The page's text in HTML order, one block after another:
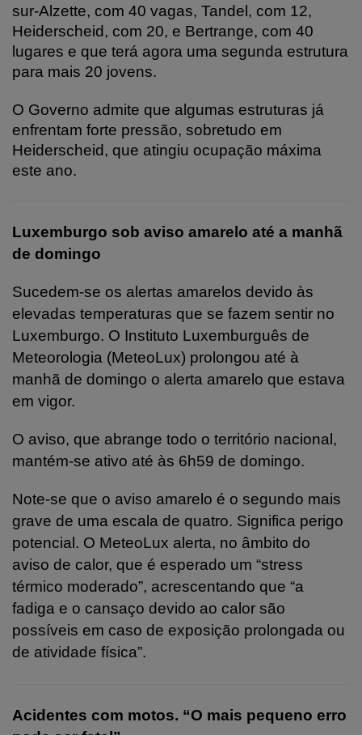
sur-Alzette, com 40 vagas, Tandel, com 12,
Heiderscheid, com 20, e Bertrange, com 40
lugares e que terá agora uma segunda estrutura
para mais 20 jovens.
O Governo admite que algumas estruturas já
enfrentam forte pressão, sobretudo em
Heiderscheid, que atingiu ocupação máxima
este ano.
Luxemburgo sob aviso amarelo até a manhã
de domingo
Sucedem-se os alertas amarelos devido às
elevadas temperaturas que se fazem sentir no
Luxemburgo. O Instituto Luxemburguês de
Meteorologia (MeteoLux) prolongou até à
manhã de domingo o alerta amarelo que estava
em vigor.
O aviso, que abrange todo o território nacional,
mantém-se ativo até às 6h59 de domingo.
Note-se que o aviso amarelo é o segundo mais
grave de uma escala de quatro. Significa perigo
potencial. O MeteoLux alerta, no âmbito do
aviso de calor, que é esperado um “stress
térmico moderado”, acrescentando que “a
fadiga e o cansaço devido ao calor são
possíveis em caso de exposição prolongada ou
de atividade física”.
Acidentes com motos. “O mais pequeno erro